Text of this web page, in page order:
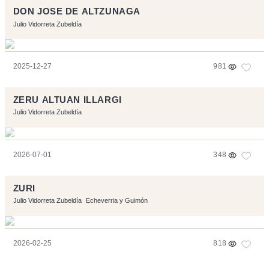
DON JOSE DE ALTZUNAGA
Julio Vidorreta Zubeldía
2025-12-27 981
ZERU ALTUAN ILLARGI
Julio Vidorreta Zubeldía
2026-07-01 348
ZURI
Julio Vidorreta Zubeldía Echeverria y Guimón
2026-02-25 818